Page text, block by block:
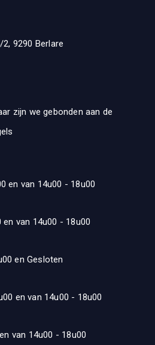
9290 Berlare
zijn we gebonden aan de
en van 14u00 - 18u00
en van 14u00 - 18u00
en Gesloten
en van 14u00 - 18u00
van 14u00 - 18u00